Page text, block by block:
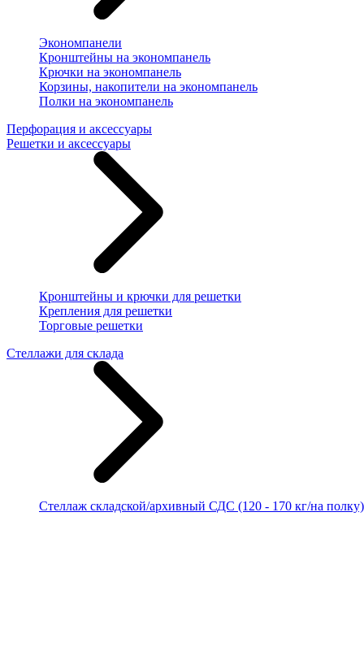
Экономпанели
Кронштейны на экономпанель
Крючки на экономпанель
Корзины, накопители на экономпанель
Полки на экономпанель
Перфорация и аксессуары
Решетки и аксессуары
Кронштейны и крючки для решетки
Крепления для решетки
Торговые решетки
Стеллажи для склада
Стеллаж складской/архивный СДС (120 - 170 кг/на полку)